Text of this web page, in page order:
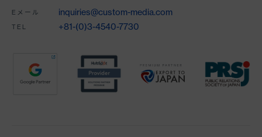
Eメール inquiries@custom-media.com
TEL +81-(0)3-4540-7730
パートナー